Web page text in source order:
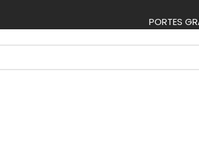
PORTES